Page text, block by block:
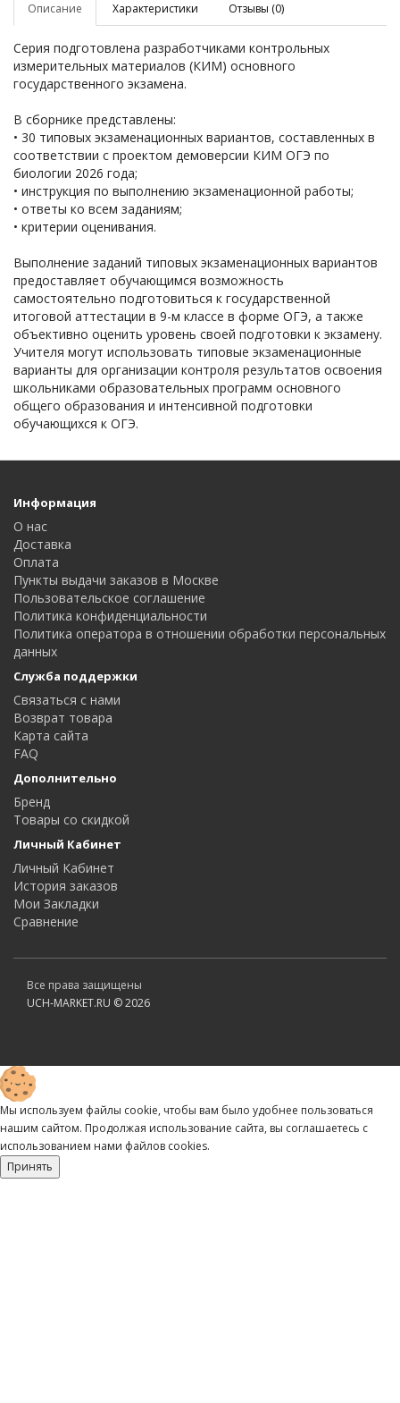
Описание Характеристики Отзывы (0)
Серия подготовлена разработчиками контрольных
измерительных материалов (КИМ) основного
государственного экзамена.
В сборнике представлены:
• 30 типовых экзаменационных вариантов, составленных в
соответствии с проектом демоверсии КИМ ОГЭ по
биологии 2026 года;
• инструкция по выполнению экзаменационной работы;
• ответы ко всем заданиям;
• критерии оценивания.
Выполнение заданий типовых экзаменационных вариантов
предоставляет обучающимся возможность
самостоятельно подготовиться к государственной
итоговой аттестации в 9-м классе в форме ОГЭ, а также
объективно оценить уровень своей подготовки к экзамену.
Учителя могут использовать типовые экзаменационные
варианты для организации контроля результатов освоения
школьниками образовательных программ основного
общего образования и интенсивной подготовки
обучающихся к ОГЭ.
Информация
О нас
Доставка
Оплата
Пункты выдачи заказов в Москве
Пользовательское соглашение
Политика конфиденциальности
Политика оператора в отношении обработки персональных
данных
Служба поддержки
Связаться с нами
Возврат товара
Карта сайта
FAQ
Дополнительно
Бренд
Товары со скидкой
Личный Кабинет
Личный Кабинет
История заказов
Мои Закладки
Сравнение
Все права защищены
UCH-MARKET.RU © 2026
Мы используем файлы cookie, чтобы вам было удобнее пользоваться
нашим сайтом. Продолжая использование сайта, вы соглашаетесь c
использованием нами файлов cookies.
Принять